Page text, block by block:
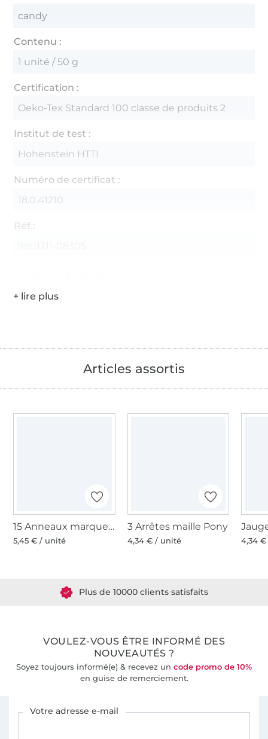
candy
Contenu :
1 unité / 50 g
Certification :
Oeko-Tex Standard 100 classe de produits 2
Institut de test :
Hohenstein HTTI
Numéro de certificat :
18.0.41210
Réf.:
Articles assortis
15 Anneaux marqueurs tricot Pony, avec fermoir
5,45 € / unité
3 Arrêtes maille Pony
4,34 € / unité 4,34
VOULEZ-VOUS ÊTRE INFORMÉ DES
NOUVEAUTÉS ?
Soyez toujours informé(e) & recevez un code promo de 10%
en guise de remerciement.
Votre adresse e-mail